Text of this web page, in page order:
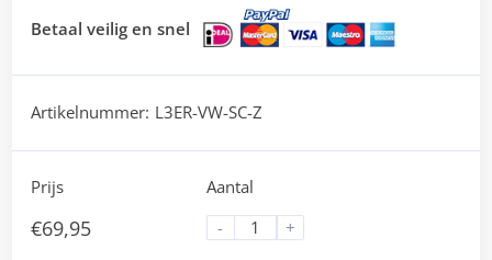
Betaal veilig en snel
Artikelnummer: L3ER-VW-SC-Z
Prijs
€69,95
Aantal
-
+